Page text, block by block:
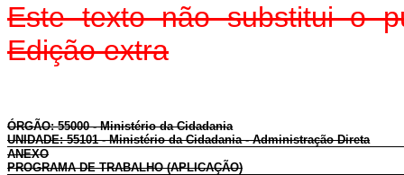
Este texto não substitui o
Edição extra
ÓRGÃO: 55000 - Ministério da Cidadania
UNIDADE: 55101 - Ministério da Cidadania - Administração Direta
ANEXO
PROGRAMA DE TRABALHO (APLICAÇÃO)